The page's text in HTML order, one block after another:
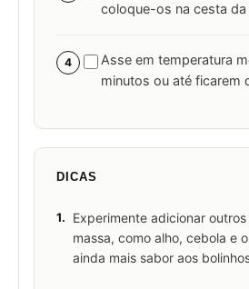
coloque-os na cesta da
4
Asse em temperatura
minutos ou até ficarem
DICAS
1.
Experimente adicionar
massa, como alho, cebola e
ainda mais sabor aos